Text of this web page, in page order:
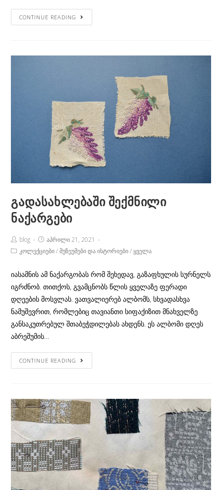
CONTINUE READING
გვიყვება
ფაბრიკა?
გადასახლებაში შექმნილი
ნაქარგები
Post
Author:
blog
Post
published:
აპრილი 21, 2021
Postკოლექციები / მუზეუმები და ისტორიები / ყველა
იასამნის ამ ნაქარგობას რომ შეხედავ, გაზაფხულის სურნელს
იგრძნობ. თითქოს, გვამცნობს წლის ყველაზე ფერადი
დღეების მოსვლას. ვათვალიერებ ალბომს, სხვადასხვა
ნამუშევრით, რომლებიც თავიანთი სიფაქიზით მნახველზე
განსაკუთრებულ შთაბეჭდილებას ახდენს. ეს ალბომი დღეს
აბრეშუმის…
CONTINUE READING
შექმნილი